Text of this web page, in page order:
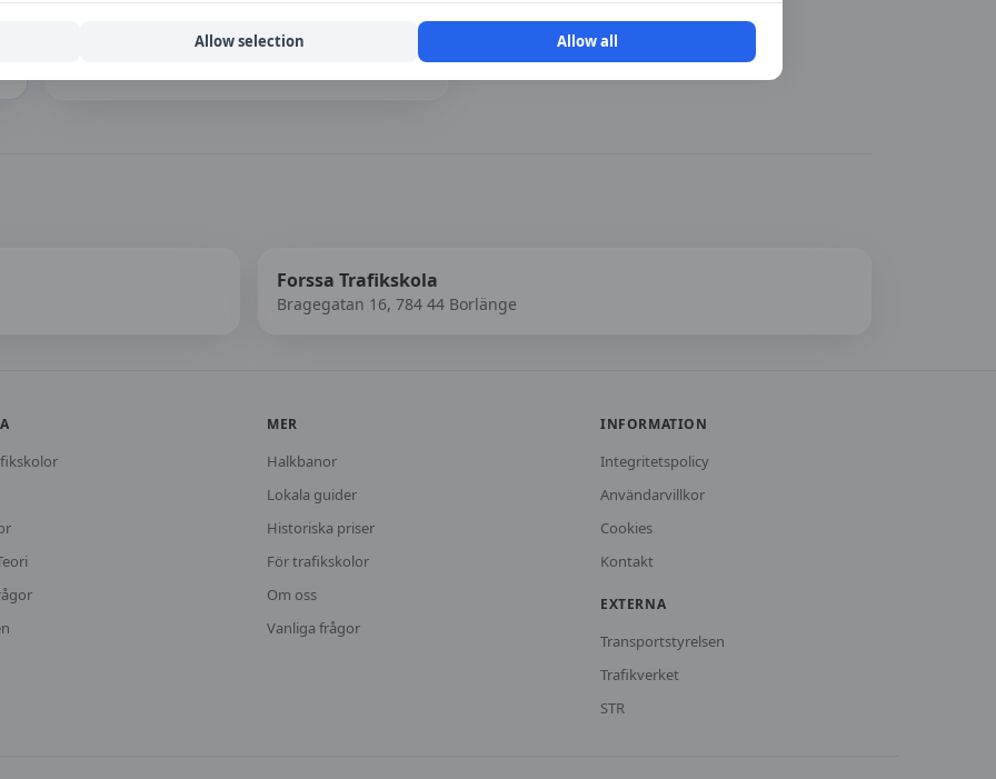
Forssa Trafikskola
Bragegatan 16, 784 44 Borlänge
MER
Halkbanor
Lokala guider
Historiska priser
För trafikskolor
Om oss
Vanliga frågor
INFORMATION
Integritetspolicy
Användarvillkor
Cookies
Kontakt
EXTERNA
Transportstyrelsen
Trafikverket
STR
Allow selection Allow all